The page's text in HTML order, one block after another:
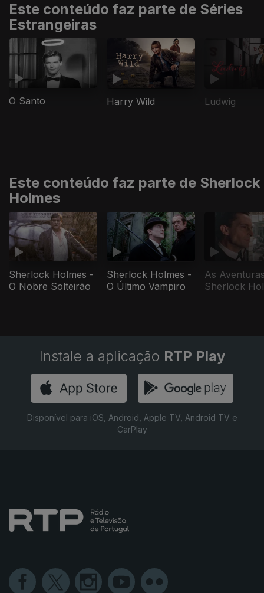
Este conteúdo faz parte de Séries
Estrangeiras
O Santo Harry Wild Ludwig
Este conteúdo faz parte de Sherlock
Holmes
Sherlock Holmes -
O Nobre Solteirão
Sherlock Holmes -
O Último Vampiro
As
Sherlock
Instale a aplicação RTP Play
Disponível para iOS, Android, Apple TV, Android TV e
CarPlay